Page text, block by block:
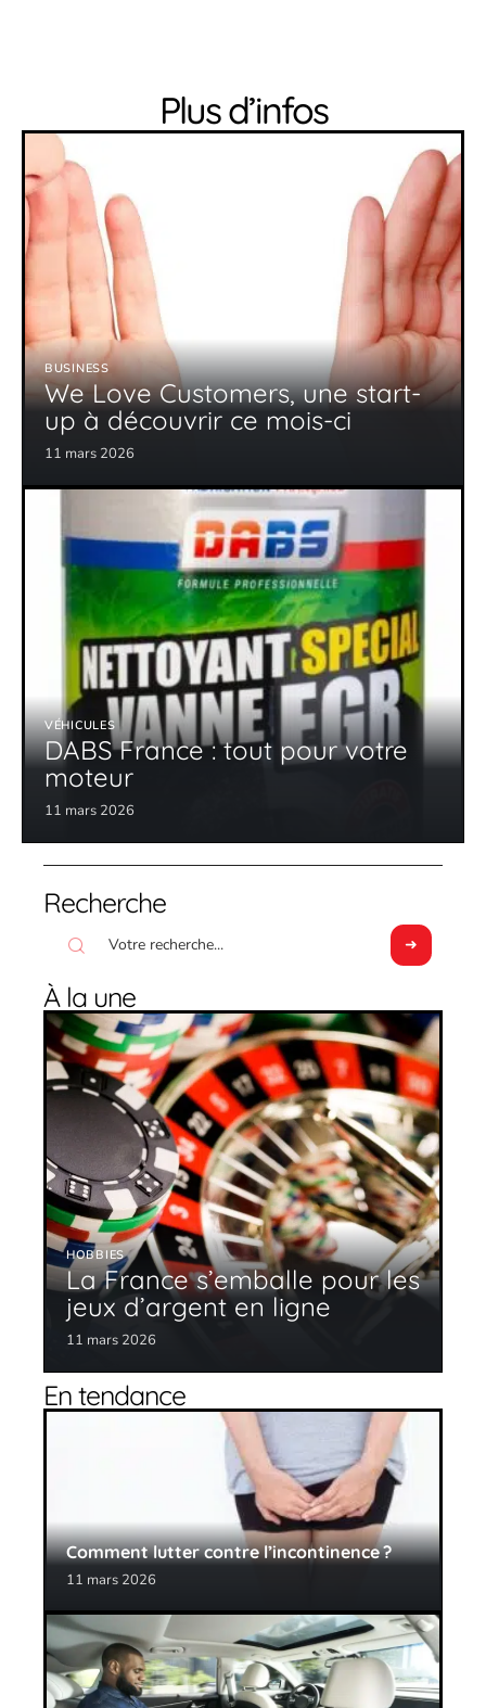
Plus d’infos
BUSINESS
We Love Customers, une start-
up à découvrir ce mois-ci
11 mars 2026
VÉHICULES
DABS France : tout pour votre
moteur
11 mars 2026
Recherche
À la une
HOBBIES
La France s’emballe pour les
jeux d’argent en ligne
11 mars 2026
En tendance
Comment lutter contre l’incontinence ?
11 mars 2026